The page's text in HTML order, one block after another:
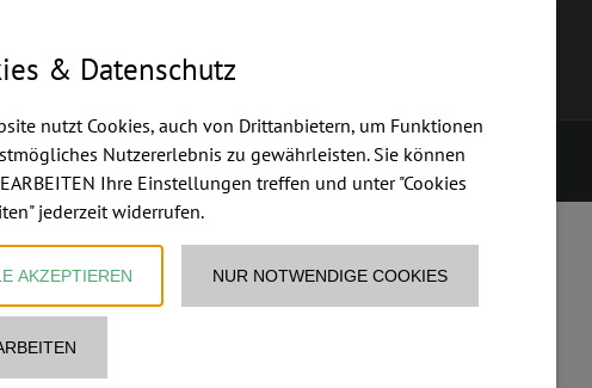
|Cookies bearbeiten
& Datenschutz
nutzt Cookies, auch von Drittanbietern, um Funktionen
Nutzererlebnis zu gewährleisten. Sie können
Ihre Einstellungen treffen und unter "Cookies
jederzeit widerrufen.
AKZEPTIEREN NUR NOTWENDIGE COOKIES